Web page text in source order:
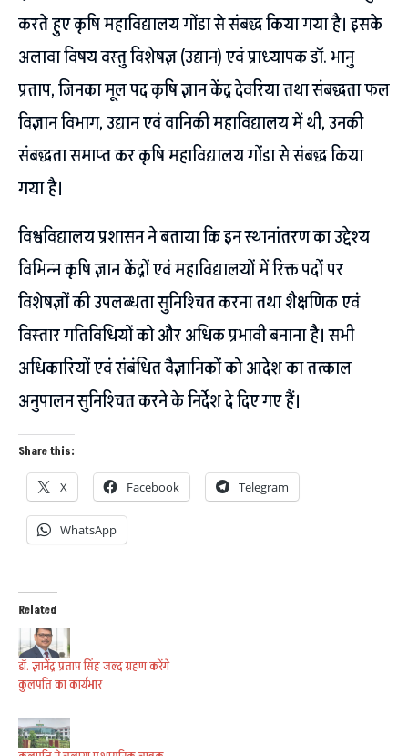
करते हुए कृषि महाविद्यालय गोंडा से संबद्ध किया गया है। इसके
अलावा विषय वस्तु विशेषज्ञ (उद्यान) एवं प्राध्यापक डॉ. भानु
प्रताप, जिनका मूल पद कृषि ज्ञान केंद्र देवरिया तथा संबद्धता फल
विज्ञान विभाग, उद्यान एवं वानिकी महाविद्यालय में थी, उनकी
संबद्धता समाप्त कर कृषि महाविद्यालय गोंडा से संबद्ध किया
गया है।
विश्वविद्यालय प्रशासन ने बताया कि इन स्थानांतरण का उद्देश्य
विभिन्न कृषि ज्ञान केंद्रों एवं महाविद्यालयों में रिक्त पदों पर
विशेषज्ञों की उपलब्धता सुनिश्चित करना तथा शैक्षणिक एवं
विस्तार गतिविधियों को और अधिक प्रभावी बनाना है। सभी
अधिकारियों एवं संबंधित वैज्ञानिकों को आदेश का तत्काल
अनुपालन सुनिश्चित करने के निर्देश दे दिए गए हैं।
Share this:
X Facebook Telegram
WhatsApp
Related
डॉ. ज्ञानेंद्र प्रताप सिंह जल्द ग्रहण करेंगे
कुलपति का कार्यभार